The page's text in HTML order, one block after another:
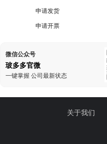
申请发货
申请开票
微信公众号
玻多多官微
一键掌握 公司最新状态
关于我们